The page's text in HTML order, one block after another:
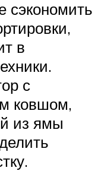
сэкономить
в
с
ковшом,
из ямы